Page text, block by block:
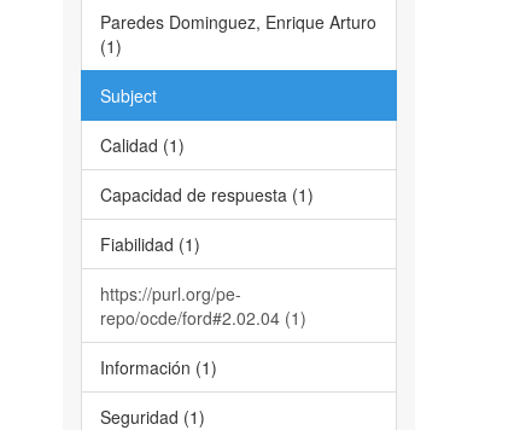
Paredes Dominguez, Enrique Arturo
(1)
Subject
Calidad (1)
Capacidad de respuesta (1)
Fiabilidad (1)
https://purl.org/pe-
repo/ocde/ford#2.02.04 (1)
Información (1)
Seguridad (1)